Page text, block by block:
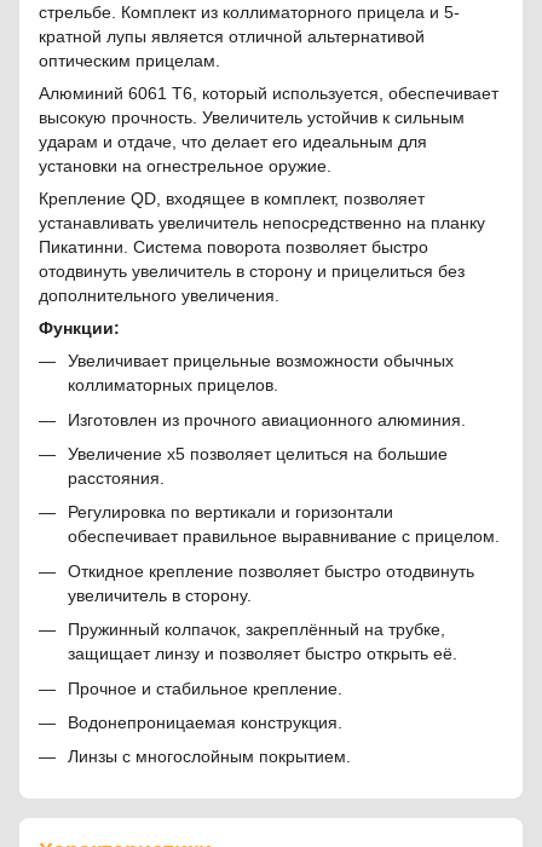
стрельбе. Комплект из коллиматорного прицела и 5-
кратной лупы является отличной альтернативой
оптическим прицелам.
Алюминий 6061 T6, который используется, обеспечивает
высокую прочность. Увеличитель устойчив к сильным
ударам и отдаче, что делает его идеальным для
установки на огнестрельное оружие.
Крепление QD, входящее в комплект, позволяет
устанавливать увеличитель непосредственно на планку
Пикатинни. Система поворота позволяет быстро
отодвинуть увеличитель в сторону и прицелиться без
дополнительного увеличения.
Функции:
Увеличивает прицельные возможности обычных
коллиматорных прицелов.
Изготовлен из прочного авиационного алюминия.
Увеличение х5 позволяет целиться на большие
расстояния.
Регулировка по вертикали и горизонтали
обеспечивает правильное выравнивание с прицелом.
Откидное крепление позволяет быстро отодвинуть
увеличитель в сторону.
Пружинный колпачок, закреплённый на трубке,
защищает линзу и позволяет быстро открыть её.
Прочное и стабильное крепление.
Водонепроницаемая конструкция.
Линзы с многослойным покрытием.